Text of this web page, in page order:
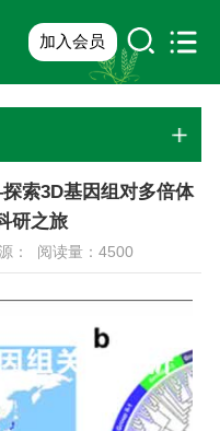
加入会员
索3D基因组对多倍体
研之旅
： 阅读量： 4500